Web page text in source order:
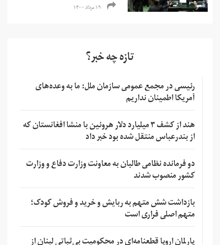
۱۹ مرداد ۱۴۰۰
تازه چه خبر؟
رئیسی در مجمع عمومی سازمان ملل: ما به وعده‌های
آمریکا اطمینان نداریم
هند از کشف ۳ میلیارد دلار هروئین با منشا افغانستان که
از بندرعباس منتقل شده بود خبر داد
دو فرمانده نظامی طالبان به معاونت وزارت دفاع و وزارت
کشور منصوب شدند
بازداشت شش متهم به ربایش و خرید و فروش کودک؛
متهم اصلی فراری است